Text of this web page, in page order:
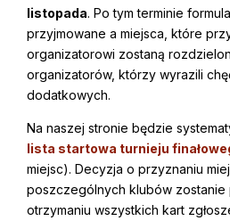
listopada. Po tym terminie
przyjmowane a miejsca, które
organizatorowi zostaną
organizatorów, którzy wyrazili
dodatkowych.
Na naszej stronie będzie
lista startowa turnieju
miejsc). Decyzja o przyznaniu
poszczególnych klubów
otrzymaniu wszystkich kart